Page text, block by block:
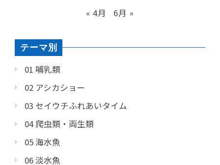
« 4月 6月 »
テーマ別
01 哺乳類
02 アシカショー
03 セイウチふれあいタイム
04 爬虫類・両生類
05 海水魚
06 淡水魚